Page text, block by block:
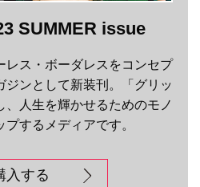
SUMMER issue
レス・ボーダレスをコンセプ
ジンとして新装刊。「グリッ
、人生を輝かせるためのモノ
するメディアです。
入する